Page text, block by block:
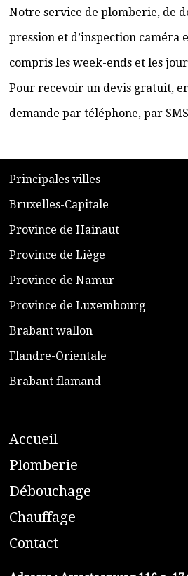
Notre service de plomberie, de
pression et d’inspection caméra
compris les week-ends et les
Pour recevoir un devis gratuit,
demande par téléphone, par
​Principales villes
​Bruxelles-Capitale
​Province de Hainaut
Province de Liège
​Province de Namur
​Province de Luxembourg
​Brabant wallon
​Flandre-Orientale
​Brabant flamand
Accueil
​Plomberie
Débouchage
Chauffage
Contact